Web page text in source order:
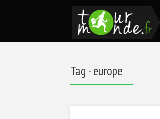
Tag - europe